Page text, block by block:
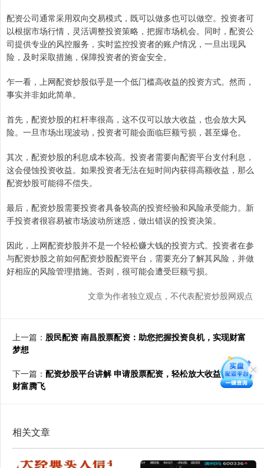
配资公司通常采用双向交易模式，既可以做多也可以做空。投资者可
以根据市场行情，灵活调整投资策略，把握市场机会。同时，配资公
司提供专业的风控服务，实时监控投资者的账户情况，一旦出现风
险，及时采取措施，保障投资者的资金安全。
乍一看，上网配资炒股似乎是一个低门槛高收益的投资方式。然而，
事实并非如此简单。
首先，配资炒股的杠杆率很高，这不仅可以放大收益，也会放大风
险。一旦市场出现波动，投资者可能会面临巨额亏损，甚至爆仓。
其次，配资炒股的利息成本较高。投资者需要向配资平台支付利息，
这会侵蚀投资收益。如果投资者无法在短时间内获得高额收益，那么
配资炒股可能得不偿失。
最后，配资炒股需要投资者具备较高的投资经验和风险承受能力。新
手投资者很容易被市场波动所迷惑，做出错误的投资决策。
因此，上网配资炒股并不是一个轻松赚大钱的投资方式。投资者在参
与配资炒股之前如何配资炒股配资平台，需要充分了解其风险，并做
好相应的风险管理措施。否则，很可能会遭受巨额亏损。
文章为作者独立观点，不代表配资炒股网观点
上一篇： 股民配资 南昌股票配资：助您把握投资良机，实现财富
梦想
下一篇： 配资炒股平台讲解 申请股票配资，轻松放大收益，助你
财富腾飞
相关文章